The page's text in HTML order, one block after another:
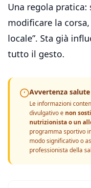
Una regola pratica:
modificare la
locale”. Sta già
tutto il gesto.
Avvertenza salute
Le informazioni
divulgativo e non
nutrizionista o un
programma sportivo
modo significativo o
professionista della